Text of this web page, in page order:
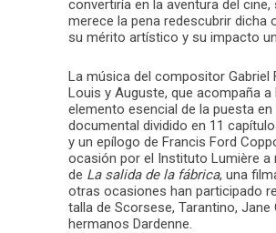
convertiría en la aventura del cine,
merece la pena redescubrir dicha
su mérito artístico y su impacto
La música del compositor Gabriel
Louis y Auguste, que acompaña a
elemento esencial de la puesta en
documental dividido en 11
y un epílogo de Francis Ford
ocasión por el Instituto Lumière a
de La salida de la fábrica, una
otras ocasiones han participado
talla de Scorsese, Tarantino,
hermanos Dardenne.